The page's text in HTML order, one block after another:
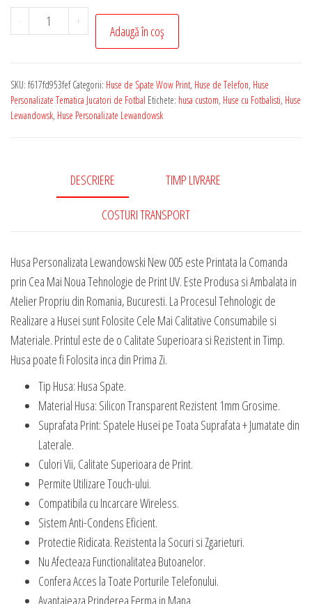
-
Cantitate
Husa
Personalizata
cu
Lewandowski
+
Adaugă în coș
SKU: f617fd953fef Categorii: Huse de Spate Wow Print, Huse de Telefon, Huse
Personalizate Tematica Jucatori de Fotbal Etichete: husa custom, Huse cu Fotbalisti, Huse
Lewandowsk, Huse Personalizate Lewandowsk
DESCRIERE TIMP LIVRARE
COSTURI TRANSPORT
Husa Personalizata Lewandowski New 005 este Printata la Comanda
prin Cea Mai Noua Tehnologie de Print UV. Este Produsa si Ambalata in
Atelier Propriu din Romania, Bucuresti. La Procesul Tehnologic de
Realizare a Husei sunt Folosite Cele Mai Calitative Consumabile si
Materiale. Printul este de o Calitate Superioara si Rezistent in Timp.
Husa poate fi Folosita inca din Prima Zi.
Tip Husa: Husa Spate.
Material Husa: Silicon Transparent Rezistent 1mm Grosime.
Suprafata Print: Spatele Husei pe Toata Suprafata + Jumatate din
Laterale.
Culori Vii, Calitate Superioara de Print.
Permite Utilizare Touch-ului.
Compatibila cu Incarcare Wireless.
Sistem Anti-Condens Eficient.
Protectie Ridicata. Rezistenta la Socuri si Zgarieturi.
Nu Afecteaza Functionalitatea Butoanelor.
Confera Acces la Toate Porturile Telefonului.
Avantajeaza Prinderea Ferma in Mana.